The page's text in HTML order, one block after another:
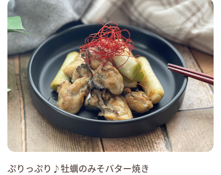
ぷりっぷり♪牡蠣のみそバター焼き